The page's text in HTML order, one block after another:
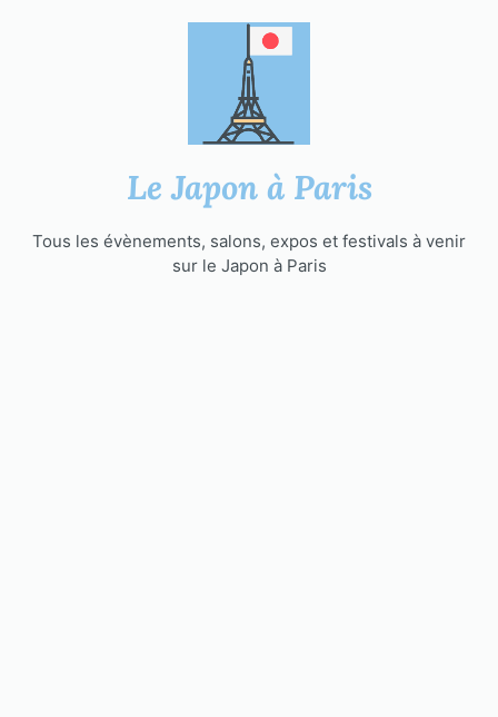
Le Japon à Paris
Tous les évènements, salons, expos et festivals à venir
sur le Japon à Paris